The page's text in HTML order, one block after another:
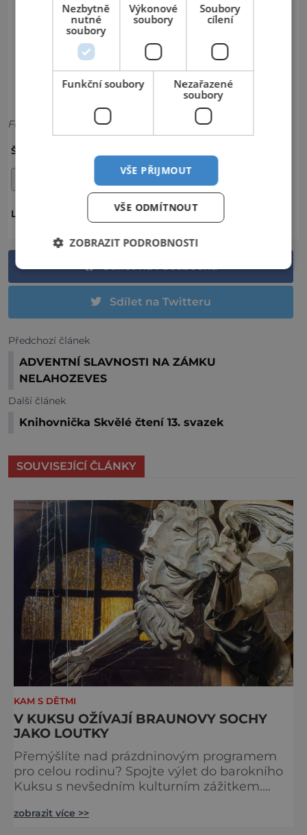
Foto: Shutterstock
ŠTÍTKY:
VÁNOČNÍ TRHY
LOKALITA: NĚMECKO
Sdílet na Facebooku
Sdílet na Twitteru
Předchozí článek
ADVENTNÍ SLAVNOSTI NA ZÁMKU
NELAHOZEVES
Další článek
Knihovnička Skvělé čtení 13. svazek
SOUVISEJÍCÍ ČLÁNKY
KAM S DĚTMI
V KUKSU OŽÍVAJÍ BRAUNOVY SOCHY
JAKO LOUTKY
Přemýšlíte nad prázdninovým programem
pro celou rodinu? Spojte výlet do barokního
Kuksu s nevšedním kulturním zážitkem.
Comoedien-Hausu zve na stálou expozici
zobrazit více >>
Nezbytně
nutné
soubory
Výkonové
soubory
Soubory
cílení
Funkční soubory
Nezařazené
soubory
VŠE PŘIJMOUT
VŠE ODMÍTNOUT
ZOBRAZIT PODROBNOSTI